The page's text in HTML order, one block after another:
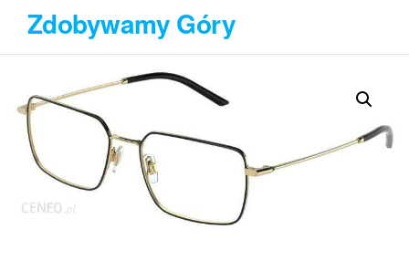
Przejdź
treści
Zdobywamy Góry